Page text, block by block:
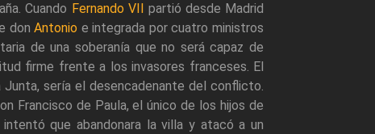
Cuando Fernando VII partió desde Madrid
donAntonio e integrada por cuatro ministros
de una soberanía que no será capaz de
firme frente a los invasores franceses. El
sería el desencadenante del conflicto.
Francisco de Paula, el único de los hijos de
que abandonara la villa y atacó a un